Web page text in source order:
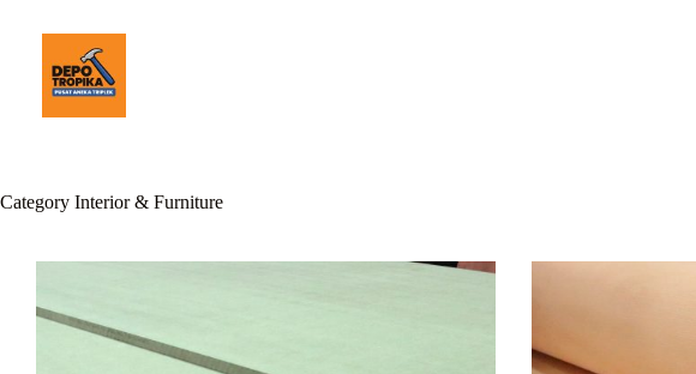
Category Interior & Furniture